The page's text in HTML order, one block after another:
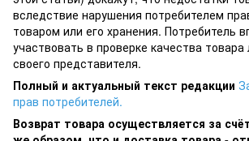
вследствие нарушения потребителем
товаром или его хранения. Потребитель
участвовать в проверке качества товара
своего представителя.
Полный и актуальный текст редакции
прав потребителей.
Возврат товара осуществляется за